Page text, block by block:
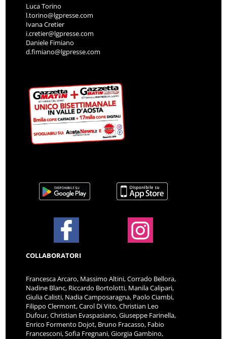
Luca Torino
l.torino@lgpresse.com
Ivana Cretier
i.cretier@lgpresse.com
Daniele Fimiano
d.fimiano@lgpresse.com
COLLABORATORI
Francesca Arcaro, Massimo Altini, Corrado Bellora,
Nadine Blanc, Riccardo Bortolotti, Manila Calipari,
Giulia Calisti, Nadia Camposaragna, Paolo Ciambi,
Filippo Clermont, Carol Di Vito, Christian Leo
Dufour, Christian Evaspasiano, Giuseppe Farinella,
Enrico Formento Dojot, Bruno Fracasso, Fabio
Francesconi, Sofia Fregnani, Giorgia Gambino,